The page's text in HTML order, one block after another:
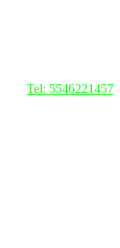
Tel: 5546221457